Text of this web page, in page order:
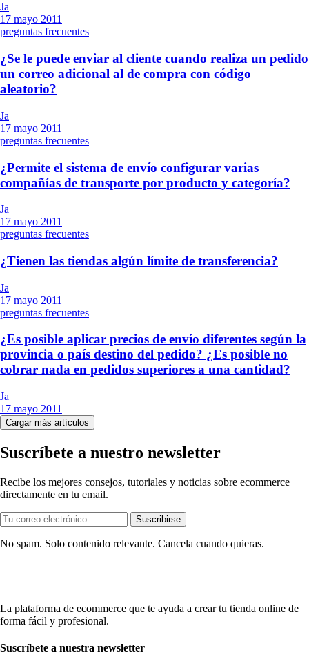
Ja
17 mayo 2011
preguntas frecuentes
¿Se le puede enviar al cliente cuando realiza un pedido
un correo adicional al de compra con código
aleatorio?
Ja
17 mayo 2011
preguntas frecuentes
¿Permite el sistema de envío configurar varias
compañías de transporte por producto y categoría?
Ja
17 mayo 2011
preguntas frecuentes
¿Tienen las tiendas algún límite de transferencia?
Ja
17 mayo 2011
preguntas frecuentes
¿Es posible aplicar precios de envío diferentes según la
provincia o país destino del pedido? ¿Es posible no
cobrar nada en pedidos superiores a una cantidad?
Ja
17 mayo 2011
Cargar más artículos
Suscríbete a nuestro newsletter
Recibe los mejores consejos, tutoriales y noticias sobre ecommerce
directamente en tu email.
Suscribirse
No spam. Solo contenido relevante. Cancela cuando quieras.
La plataforma de ecommerce que te ayuda a crear tu tienda online de
forma fácil y profesional.
Suscríbete a nuestra newsletter